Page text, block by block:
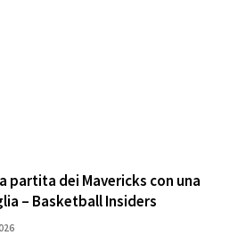
partita dei Mavericks con una
– Basketball Insiders